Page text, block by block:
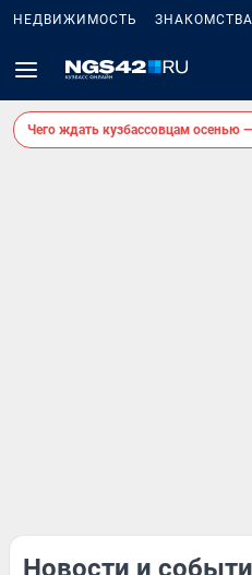
НЕДВИЖИМОСТЬ ЗНАКОМСТВА
Чего ждать кузбассовцам осенью
Новости и